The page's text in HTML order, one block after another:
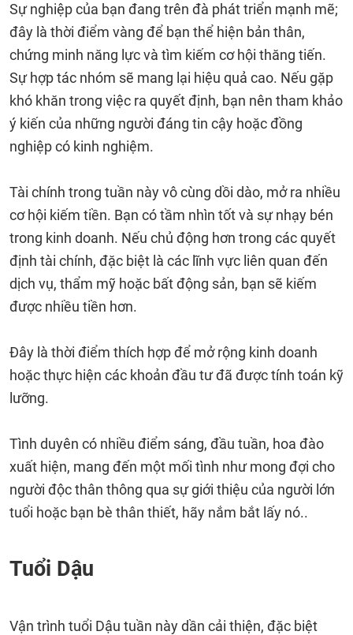
Sự nghiệp của bạn đang trên đà phát triển mạnh mẽ;
đây là thời điểm vàng để bạn thể hiện bản thân,
chứng minh năng lực và tìm kiếm cơ hội thăng tiến.
Sự hợp tác nhóm sẽ mang lại hiệu quả cao. Nếu gặp
khó khăn trong việc ra quyết định, bạn nên tham khảo
ý kiến của những người đáng tin cậy hoặc đồng
nghiệp có kinh nghiệm.
Tài chính trong tuần này vô cùng dồi dào, mở ra nhiều
cơ hội kiếm tiền. Bạn có tầm nhìn tốt và sự nhạy bén
trong kinh doanh. Nếu chủ động hơn trong các quyết
định tài chính, đặc biệt là các lĩnh vực liên quan đến
dịch vụ, thẩm mỹ hoặc bất động sản, bạn sẽ kiếm
được nhiều tiền hơn.
Đây là thời điểm thích hợp để mở rộng kinh doanh
hoặc thực hiện các khoản đầu tư đã được tính toán kỹ
lưỡng.
Tình duyên có nhiều điểm sáng, đầu tuần, hoa đào
xuất hiện, mang đến một mối tình như mong đợi cho
người độc thân thông qua sự giới thiệu của người lớn
tuổi hoặc bạn bè thân thiết, hãy nắm bắt lấy nó..
Tuổi Dậu
Vận trình tuổi Dậu tuần này dần cải thiện, đặc biệt